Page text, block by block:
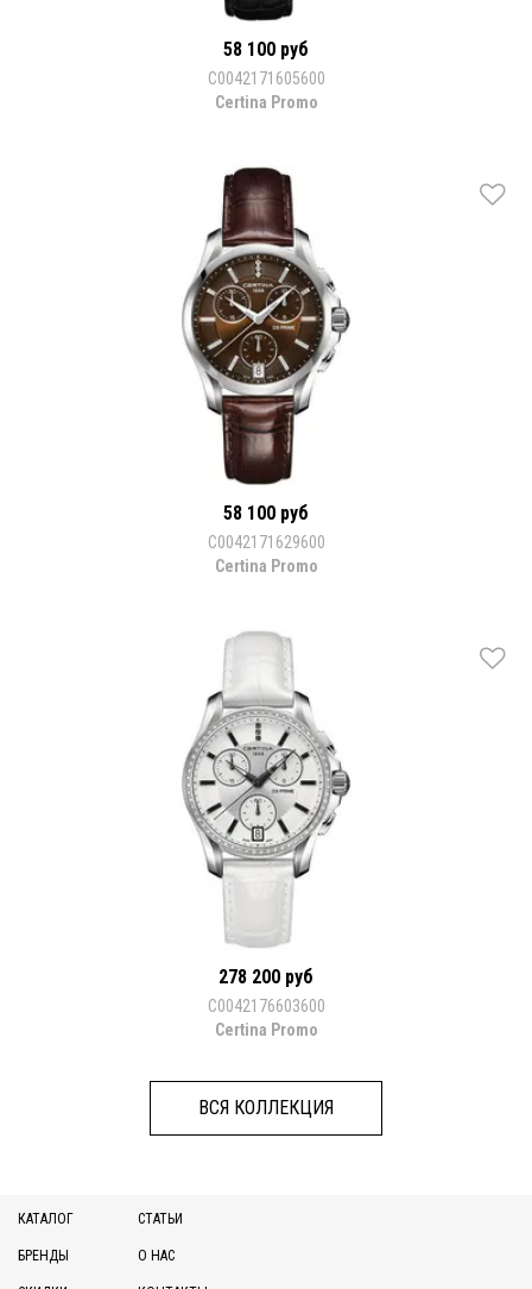
58 100 руб
C0042171605600
Certina Promo
58 100 руб
C0042171629600
Certina Promo
278 200 руб
C0042176603600
Certina Promo
ВСЯ КОЛЛЕКЦИЯ
КАТАЛОГ
БРЕНДЫ
СТАТЬИ
О НАС